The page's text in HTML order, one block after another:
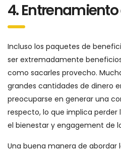
4.
Incluso los paquetes de
ser extremadamente
como sacarles provecho.
grandes cantidades de dinero
preocuparse en generar una
respecto, lo que implica
el bienestar y engagement de
Una buena manera de abordar